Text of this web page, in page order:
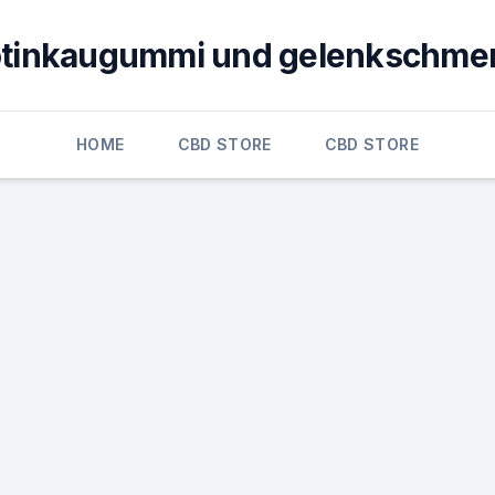
und
HOME CBD STORE CBD STORE